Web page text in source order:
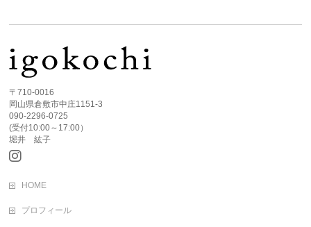
〒710-0016
岡山県倉敷市中庄1151-3
090-2296-0725
(受付10:00～17:00）
堀井 紘子
HOME
プロフィール